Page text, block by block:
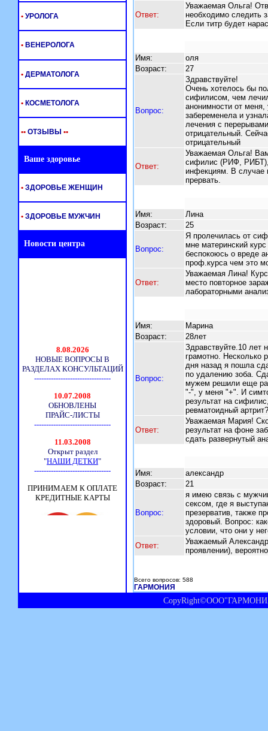
Ответ:
Уважаемая Ольга!
необходимо следить
Если титр будет
Имя:
оля
Возраст:
27
Вопрос:
Здравствуйте!
Очень хотелось бы
сифилисом, чем
анонимности от меня,
забеременела и
лечения с
отрицательный.
отрицательный
Ответ:
Уважаемая Ольга!
сифилис (РИФ, РИБТ),
инфекциям. В случае
прервать.
Имя:
Лина
Возраст:
25
Вопрос:
Я пролечилась от
мне материнский
беспокоюсь о вреде
проф.курса чем это
Ответ:
Уважаемая Лина!
место повторное
лабораторными
Имя:
Марина
Возраст:
28лет
Вопрос:
Здравствуйте.10 лет
грамотно. Несколько
дня назад я пошла
по удалению зоба.
мужем решили еще
"-", у меня "+". И
результат на
ревматоидный
Ответ:
Уважаемая Мария!
результат на фоне
сдать развернутый
Имя:
александр
Возраст:
21
Вопрос:
я имею связь с
сексом, где я
презерватив, также
здоровый. Вопрос:
условии, что они у
Ответ:
Уважаемый
проявлении),
Всего вопросов: 588
ГАРМОНИЯ
• УРОЛОГА
• ВЕНЕРОЛОГА
• ДЕРМАТОЛОГА
• КОСМЕТОЛОГА
•• ОТЗЫВЫ ••
Ваше здоровье
• ЗДОРОВЬЕ ЖЕНЩИН
• ЗДОРОВЬЕ МУЖЧИН
Новости центра